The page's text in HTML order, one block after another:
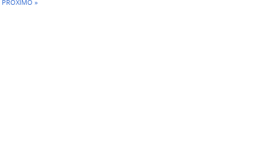
PRÓXIMO »